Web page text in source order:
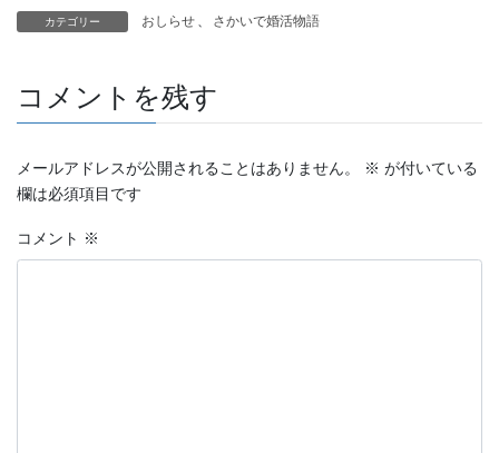
カテゴリー おしらせ 、 さかいで婚活物語
コメントを残す
メールアドレスが公開されることはありません。 ※ が付いている
欄は必須項目です
コメント ※